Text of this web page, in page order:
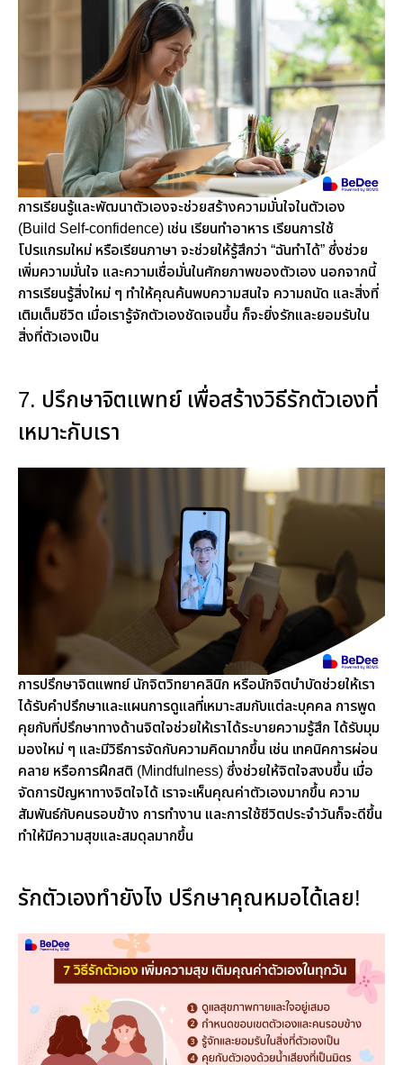
การเรียนรู้และพัฒนาตัวเองจะช่วยสร้างความมั่นใจในตัวเอง
(Build Self-confidence) เช่น เรียนทำอาหาร เรียนการใช้
โปรแกรมใหม่ หรือเรียนภาษา จะช่วยให้รู้สึกว่า “ฉันทำได้” ซึ่งช่วย
เพิ่มความมั่นใจ และความเชื่อมั่นในศักยภาพของตัวเอง นอกจากนี้
การเรียนรู้สิ่งใหม่ ๆ ทำให้คุณค้นพบความสนใจ ความถนัด และสิ่งที่
เติมเต็มชีวิต เมื่อเรารู้จักตัวเองชัดเจนขึ้น ก็จะยิ่งรักและยอมรับใน
สิ่งที่ตัวเองเป็น
7. ปรึกษาจิตแพทย์ เพื่อสร้างวิธีรักตัวเองที่
เหมาะกับเรา
การปรึกษาจิตแพทย์ นักจิตวิทยาคลินิก หรือนักจิตบำบัดช่วยให้เรา
ได้รับคำปรึกษาและแผนการดูแลที่เหมาะสมกับแต่ละบุคคล การพูด
คุยกับที่ปรึกษาทางด้านจิตใจช่วยให้เราได้ระบายความรู้สึก ได้รับมุม
มองใหม่ ๆ และมีวิธีการจัดกับความคิดมากขึ้น เช่น เทคนิคการผ่อน
คลาย หรือการฝึกสติ (Mindfulness) ซึ่งช่วยให้จิตใจสงบขึ้น เมื่อ
จัดการปัญหาทางจิตใจได้ เราจะเห็นคุณค่าตัวเองมากขึ้น ความ
สัมพันธ์กับคนรอบข้าง การทำงาน และการใช้ชีวิตประจำวันก็จะดีขึ้น
ทำให้มีความสุขและสมดุลมากขึ้น
รักตัวเองทำยังไง ปรึกษาคุณหมอได้เลย!